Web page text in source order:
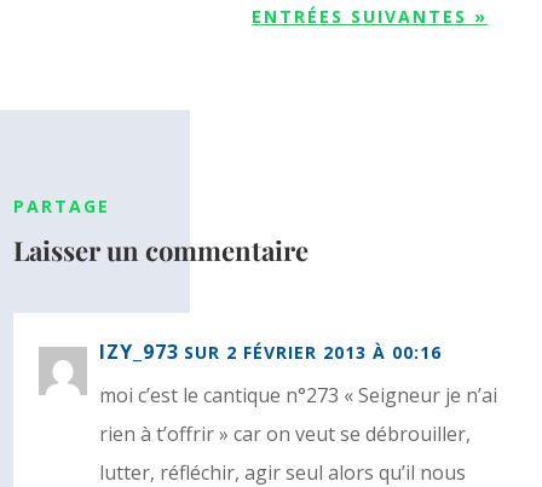
ENTRÉES SUIVANTES »
PARTAGE
Laisser un commentaire
IZY_973 SUR 2 FÉVRIER 2013 À 00:16
moi c’est le cantique n°273 « Seigneur je n’ai
rien à t’offrir » car on veut se débrouiller,
lutter, réfléchir, agir seul alors qu’il nous